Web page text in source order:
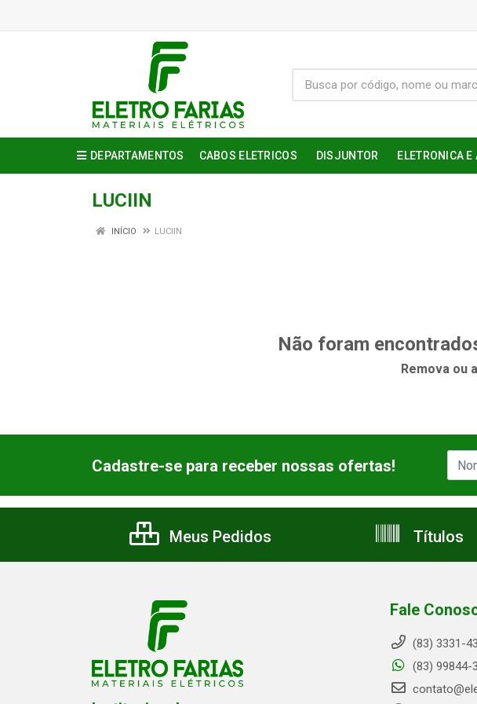
DEPARTAMENTOS CABOS ELETRICOS DISJUNTOR ELETRONICA E
LUCIIN
INÍCIO LUCIIN
Não foram
Remova ou
Cadastre-se para receber nossas ofertas!
Meus Pedidos Títulos
Fale
(83) 3331-
(83) 99844-